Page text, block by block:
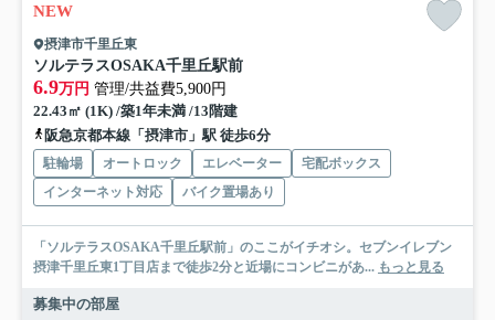
NEW
摂津市千里丘東
ソルテラスOSAKA千里丘駅前
6.9万円 管理/共益費5,900円
22.43㎡ (1K) /築1年未満 /13階建
阪急京都本線「摂津市」駅 徒歩6分
駐輪場 オートロック エレベーター
宅配ボックス
インターネット対応
バイク置場あり
「ソルテラスOSAKA千里丘駅前」のここがイチオシ。セブンイレブン
摂津千里丘東1丁目店まで徒歩2分と近場にコンビニがあ... もっと見る
募集中の部屋